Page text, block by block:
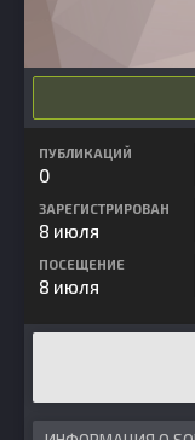
ПУБЛИКАЦИЙ
0
ЗАРЕГИСТРИРОВАН
8 июля
ПОСЕЩЕНИЕ
8 июля